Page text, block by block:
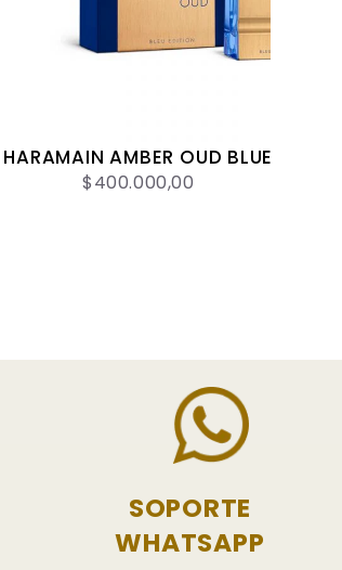
HARAMAIN AMBER OUD BLUE
$400.000,00
SOPORTE
WHATSAPP